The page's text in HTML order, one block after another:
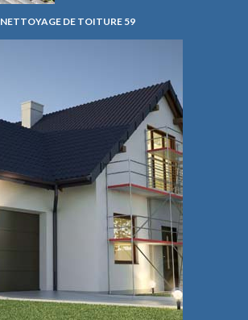
NETTOYAGE DE TOITURE 59